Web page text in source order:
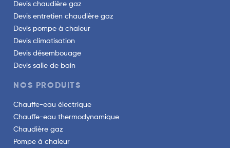
Devis chaudière gaz
Devis entretien chaudière gaz
Devis pompe à chaleur
Devis climatisation
Devis désembouage
Devis salle de bain
NOS PRODUITS
Chauffe-eau électrique
Chauffe-eau thermodynamique
Chaudière gaz
Pompe à chaleur